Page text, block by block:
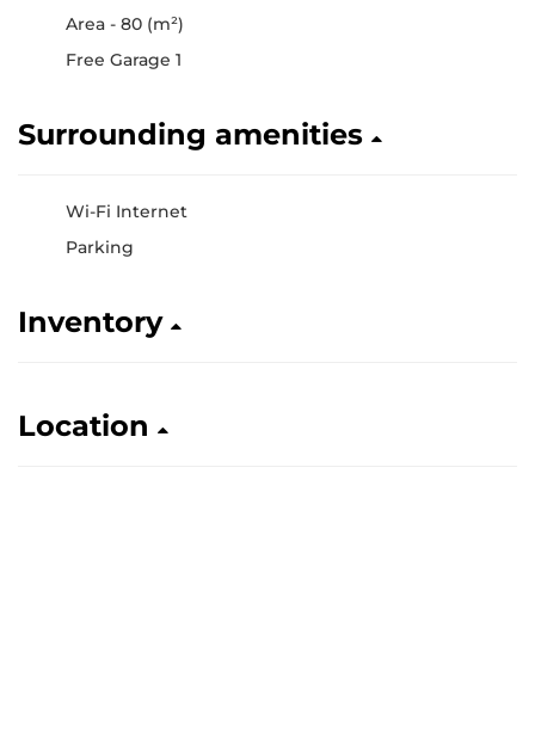
Area - 80 (m²)
Free Garage 1
Surrounding amenities
Wi-Fi Internet
Parking
Inventory
Location